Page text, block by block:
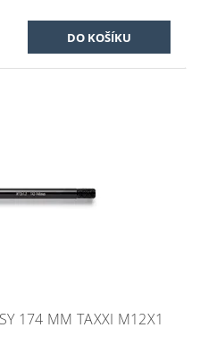
174 MM TAXXI M12X1